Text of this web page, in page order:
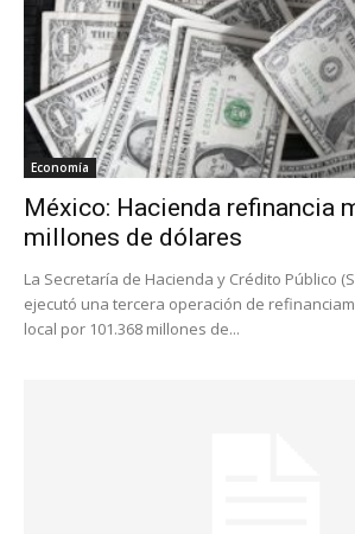
Economía
México: Hacienda refinancia
millones de dólares
La Secretaría de Hacienda y Crédito Público
ejecutó una tercera operación de
local por 101.368 millones de...